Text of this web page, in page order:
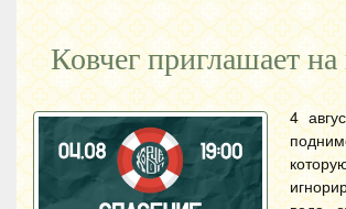
Ковчег приглашает на
4